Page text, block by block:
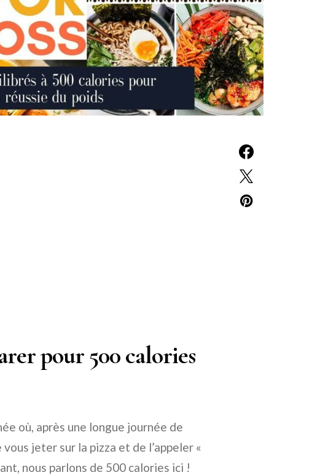
pour 500 calories
où, après une longue journée de
jeter sur la pizza et de l’appeler «
nous parlons de 500 calories ici !